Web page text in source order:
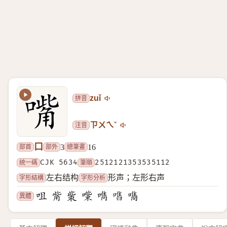
拼音 zuǐ
注音 ㄗㄨㄟˇ
部首 口 部外 3 總筆畫 16
統一碼 CJK 5634 筆順 2512121353535112
字形結構 左右结构 字形分析 形声；左形右声
異體